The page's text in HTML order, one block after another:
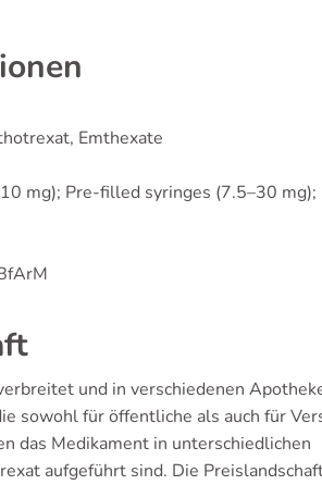
Emthexate
mg); Pre-filled syringes (7.5–30
und in verschiedenen
sowohl für öffentliche als auch für
das Medikament in unterschiedlichen
aufgeführt sind. Die